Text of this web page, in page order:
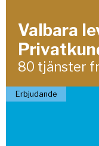
Valbara
80 tjänster
Erbjudande